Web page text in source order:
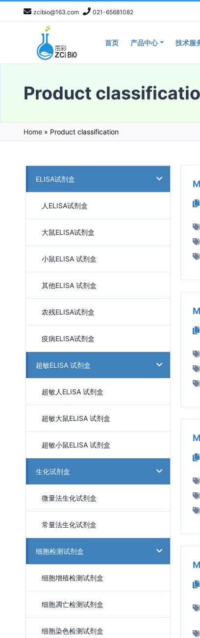
zcibio@163.com 021-65681082
首页 产品中心 技术服
Product
Home » Product classification
ELISA试剂盒
人ELISA试剂盒
大鼠ELISA试剂盒
小鼠ELISA 试剂盒
其他ELISA 试剂盒
农残ELISA试剂盒
疫病ELISA试剂盒
超敏ELISA 试剂盒
超敏人ELISA 试剂盒
超敏大鼠ELISA 试剂盒
超敏小鼠ELISA 试剂盒
生化试剂盒
微量法生化试剂盒
常量法生化试剂盒
细胞检测试剂盒
细胞增殖检测试剂盒
细胞凋亡检测试剂盒
细胞染色检测试剂盒